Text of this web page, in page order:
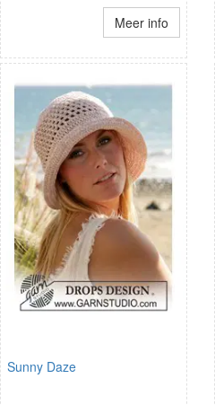
Meer info
Sunny Daze